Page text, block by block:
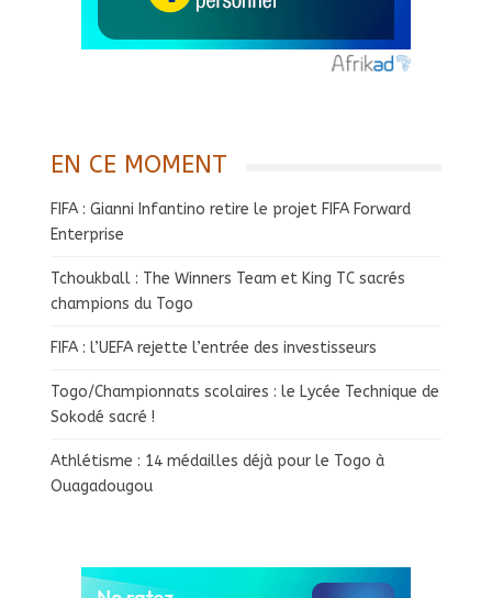
EN CE MOMENT
FIFA : Gianni Infantino retire le projet FIFA Forward
Enterprise
Tchoukball : The Winners Team et King TC sacrés
champions du Togo
FIFA : l’UEFA rejette l’entrée des investisseurs
Togo/Championnats scolaires : le Lycée Technique de
Sokodé sacré !
Athlétisme : 14 médailles déjà pour le Togo à
Ouagadougou